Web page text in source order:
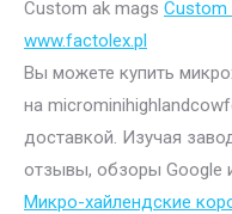
Custom ak mags Custom
www.factolex.pl
Вы можете купить
на
доставкой. Изучая
отзывы, обзоры Google
Микро-хайлендские